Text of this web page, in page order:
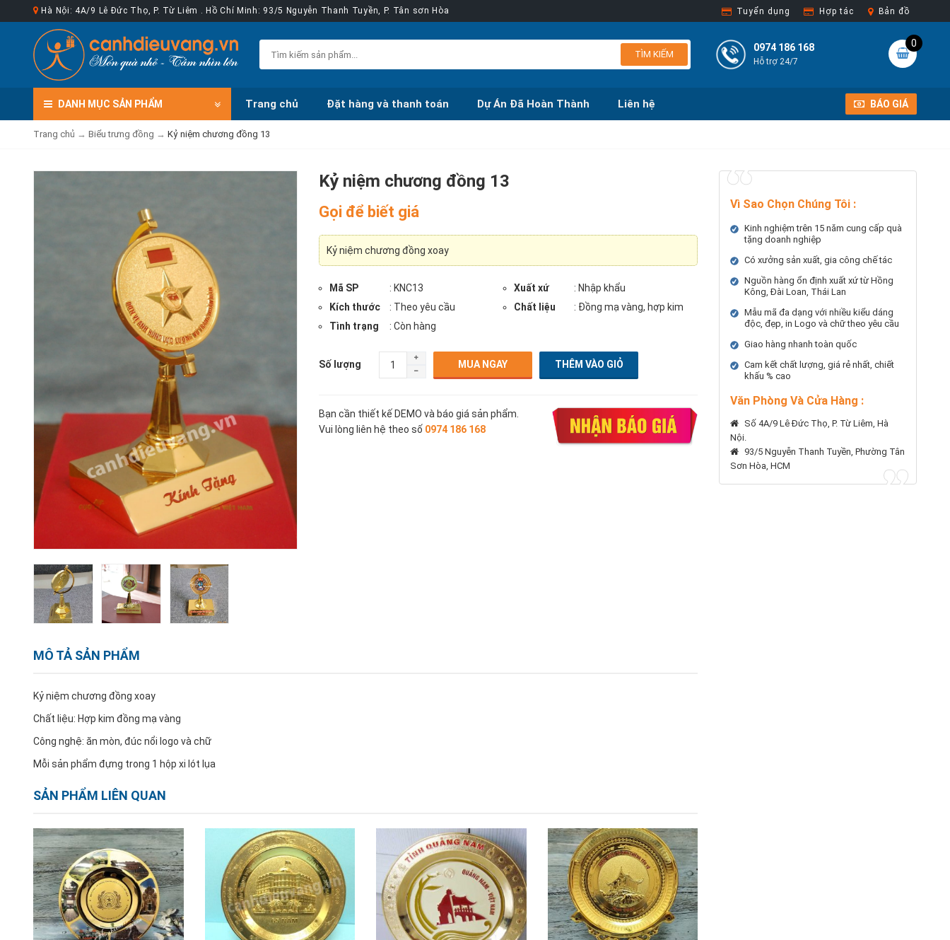
Hà Nội: 4A/9 Lê Đức Thọ, P. Từ Liêm . Hồ Chí Minh: 93/5 Nguyễn Thanh Tuyền, P. Tân sơn Hòa Tuyển dụng Hợp tác Bản đồ
TÌM KIẾM
0
0974 186 168
Hỗ trợ 24/7
DANH MỤC SẢN PHẨM Trang chủ Đặt hàng và thanh toán Dự Án Đã Hoàn Thành Liên hệ BÁO GIÁ
Trang chủ → Biểu trưng đồng → Kỷ niệm chương đồng 13
Kỷ niệm chương đồng 13
Gọi để biết giá
Kỷ niệm chương đồng xoay
Mã SP : KNC13 Xuất xứ
: Nhập khẩu
Kích thước
: Theo yêu cầu Chất liệu
: Đồng mạ vàng, hợp kim
Tình trạng
: Còn hàng
Số lượng MUA NGAY
Bạn cần thiết kế DEMO và báo giá sản phẩm.
Vui lòng liên hệ theo số 0974 186 168
MÔ TẢ SẢN PHẨM
Kỷ niệm chương đồng xoay
Chất liệu: Hợp kim đồng mạ vàng
Công nghệ: ăn mòn, đúc nổi logo và chữ
Mỗi sản phẩm đựng trong 1 hộp xi lót lụa
SẢN PHẨM LIÊN QUAN
Vì Sao Chọn Chúng Tôi :
Kinh nghiệm trên 15 năm cung cấp quà
tặng doanh nghiệp
Có xưởng sản xuất, gia công chế tác
Nguồn hàng ổn định xuất xứ từ Hồng
Kông, Đài Loan, Thái Lan
Mẫu mã đa dạng với nhiều kiểu dáng
độc, đẹp, in Logo và chữ theo yêu cầu
Giao hàng nhanh toàn quốc
Cam kết chất lượng, giá rẻ nhất, chiết
khấu % cao
Văn Phòng Và Cửa Hàng :
Số 4A/9 Lê Đức Thọ, P. Từ Liêm, Hà
Nội.
93/5 Nguyễn Thanh Tuyền, Phường Tân
Sơn Hòa, HCM